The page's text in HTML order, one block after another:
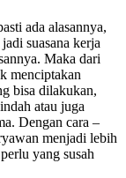
ada alasannya,
suasana kerja
Maka dari
menciptakan
bisa dilakukan,
atau juga
Dengan cara –
menjadi lebih
yang susah